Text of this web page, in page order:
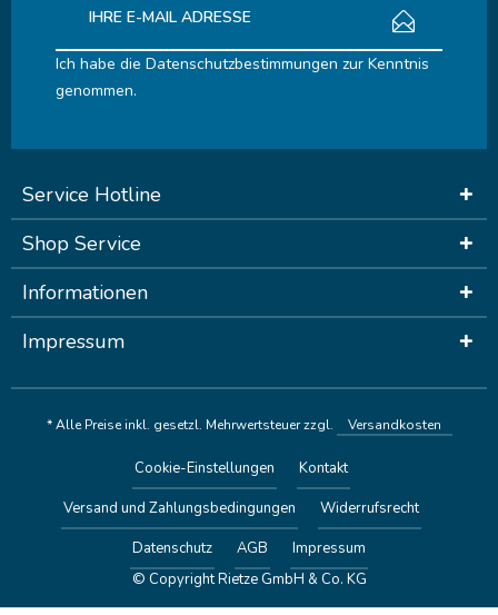
Ich habe die Datenschutzbestimmungen zur Kenntnis
genommen.
Service Hotline
Shop Service
Informationen
Impressum
* Alle Preise inkl. gesetzl. Mehrwertsteuer zzgl. Versandkosten
Cookie-Einstellungen
Kontakt
Versand und Zahlungsbedingungen
Widerrufsrecht
Datenschutz
AGB
Impressum
© Copyright Rietze GmbH & Co. KG